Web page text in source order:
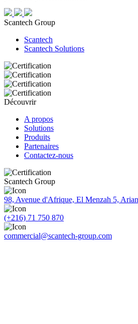
Scantech Group
Scantech
Scantech Solutions
Découvrir
A propos
Solutions
Produits
Partenaires
Contactez-nous
Scantech Group
98, Avenue d'Afrique, El Menzah 5,
(+216) 71 750 870
commercial@scantech-group.com